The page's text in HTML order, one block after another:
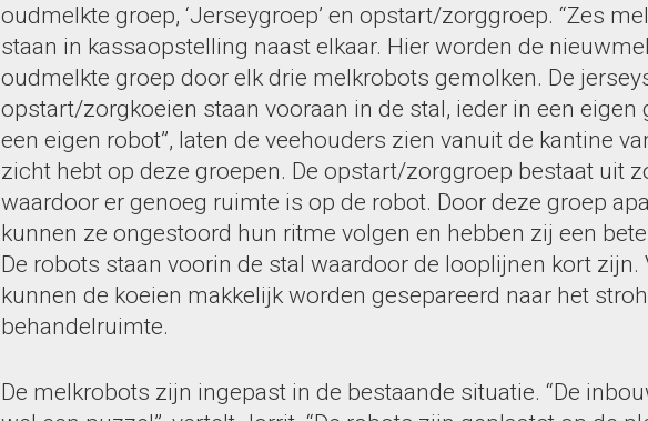
oudmelkte groep, ‘Jerseygroep’ en opstart/zorggroep. “Zes
staan in kassaopstelling naast elkaar. Hier worden de
oudmelkte groep door elk drie melkrobots gemolken. De
opstart/zorgkoeien staan vooraan in de stal, ieder in een eigen
een eigen robot”, laten de veehouders zien vanuit de kantine
zicht hebt op deze groepen. De opstart/zorggroep bestaat uit
waardoor er genoeg ruimte is op de robot. Door deze groep
kunnen ze ongestoord hun ritme volgen en hebben zij een
De robots staan voorin de stal waardoor de looplijnen kort zijn.
kunnen de koeien makkelijk worden gesepareerd naar het
behandelruimte.
De melkrobots zijn ingepast in de bestaande situatie. “De